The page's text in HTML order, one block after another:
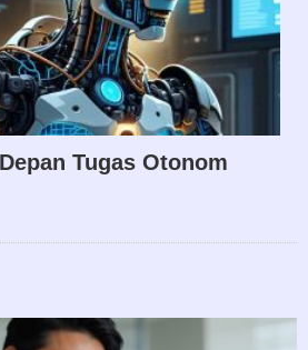
Tugas Otonom